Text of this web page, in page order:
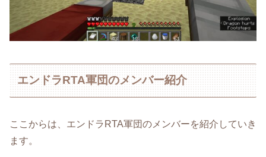
エンドラRTA軍団のメンバー紹介
ここからは、エンドラRTA軍団のメンバーを紹介していき
ます。